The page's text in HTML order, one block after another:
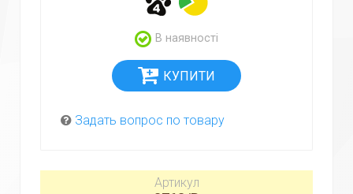
В наявності
Задать вопрос по товару
Артикул